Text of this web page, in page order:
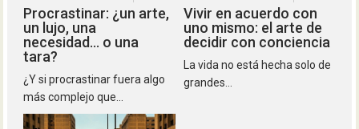
Procrastinar: ¿un arte,
un lujo, una
necesidad… o una
tara?
¿Y si procrastinar fuera algo
más complejo que...
Vivir en acuerdo con
uno mismo: el arte de
decidir con conciencia
La vida no está hecha solo de
grandes...